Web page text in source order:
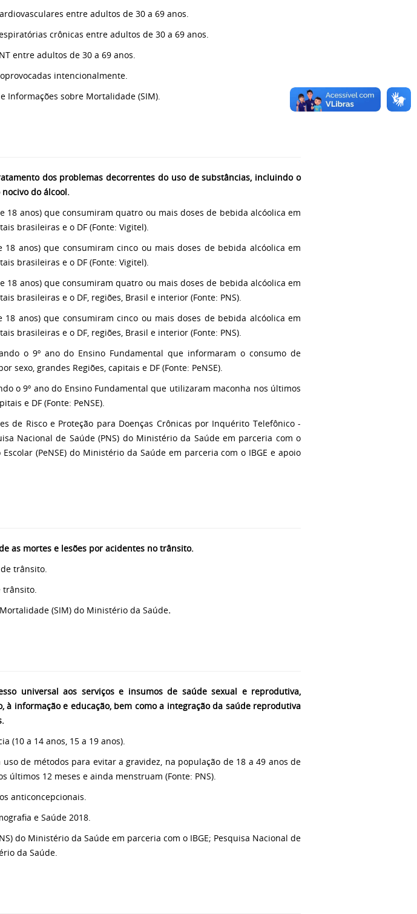
entre adultos de 30 a 69 anos.
crônicas entre adultos de 30 a 69 anos.
entre adultos de 30 a 69 anos.
intencionalmente.
Informações sobre Mortalidade (SIM).
dos problemas decorrentes do uso de substâncias, incluindo o
do álcool.
18 anos) que consumiram quatro ou mais doses de bebida alcóolica em
brasileiras e o DF (Fonte: Vigitel).
18 anos) que consumiram cinco ou mais doses de bebida alcóolica em
brasileiras e o DF (Fonte: Vigitel).
18 anos) que consumiram quatro ou mais doses de bebida alcóolica em
brasileiras e o DF, regiões, Brasil e interior (Fonte: PNS).
18 anos) que consumiram cinco ou mais doses de bebida alcóolica em
brasileiras e o DF, regiões, Brasil e interior (Fonte: PNS).
o 9º ano do Ensino Fundamental que informaram o consumo de
sexo, grandes Regiões, capitais e DF (Fonte: PeNSE).
o 9º ano do Ensino Fundamental que utilizaram maconha nos últimos
e DF (Fonte: PeNSE).
de Risco e Proteção para Doenças Crônicas por Inquérito Telefônico -
Nacional de Saúde (PNS) do Ministério da Saúde em parceria com o
(PeNSE) do Ministério da Saúde em parceria com o IBGE e apoio
as mortes e lesões por acidentes no trânsito.
trânsito.
trânsito.
(SIM) do Ministério da Saúde.
universal aos serviços e insumos de saúde sexual e reprodutiva,
informação e educação, bem como a integração da saúde reprodutiva
(10 a 14 anos, 15 a 19 anos).
de métodos para evitar a gravidez, na população de 18 a 49 anos de
últimos 12 meses e ainda menstruam (Fonte: PNS).
anticoncepcionais.
e Saúde 2018.
do Ministério da Saúde em parceria com o IBGE; Pesquisa Nacional de
da Saúde.